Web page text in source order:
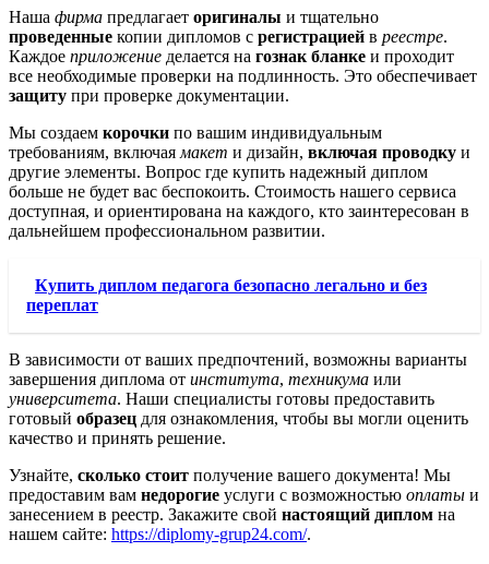
Наша фирма предлагает оригиналы и тщательно
проведенные копии дипломов с регистрацией в реестре.
Каждое приложение делается на гознак бланке и проходит
все необходимые проверки на подлинность. Это обеспечивает
защиту при проверке документации.
Мы создаем корочки по вашим индивидуальным
требованиям, включая макет и дизайн, включая проводку и
другие элементы. Вопрос где купить надежный диплом
больше не будет вас беспокоить. Стоимость нашего сервиса
доступная, и ориентирована на каждого, кто заинтересован в
дальнейшем профессиональном развитии.
Купить диплом педагога безопасно легально и без
переплат
В зависимости от ваших предпочтений, возможны варианты
завершения диплома от института, техникума или
университета. Наши специалисты готовы предоставить
готовый образец для ознакомления, чтобы вы могли оценить
качество и принять решение.
Узнайте, сколько стоит получение вашего документа! Мы
предоставим вам недорогие услуги с возможностью оплаты и
занесением в реестр. Закажите свой настоящий диплом на
нашем сайте: https://diplomy-grup24.com/.